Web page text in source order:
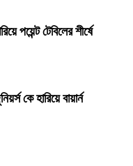
পয়েন্ট টেবিলের শীর্ষে
কে হারিয়ে বায়ার্ন